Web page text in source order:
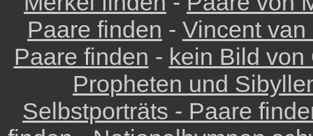
Paare finden - Vincent
Paare finden - kein Bild von
Propheten und
Selbstporträts - Paare